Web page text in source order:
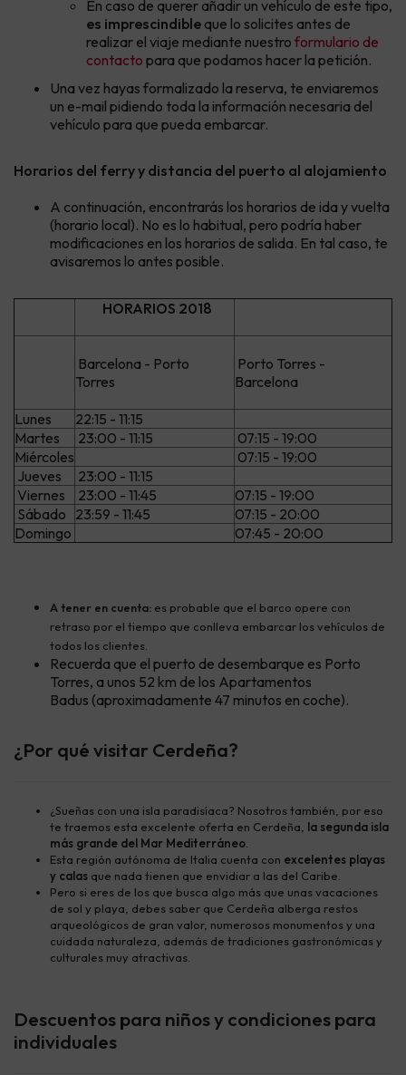
En caso de querer añadir un vehículo de este tipo,
es imprescindible que lo solicites antes de
realizar el viaje mediante nuestro formulario de
contacto para que podamos hacer la petición.
Una vez hayas formalizado la reserva, te enviaremos
un e-mail pidiendo toda la información necesaria del
vehículo para que pueda embarcar.
Horarios del ferry y distancia del puerto al alojamiento
A continuación, encontrarás los horarios de ida y vuelta
(horario local). No es lo habitual, pero podría haber
modificaciones en los horarios de salida. En tal caso, te
avisaremos lo antes posible.
HORARIOS 2018
Barcelona - Porto
Torres
Porto Torres -
Barcelona
Lunes
22:15 - 11:15
Martes
23:00 - 11:15
07:15 - 19:00
Miércoles
07:15 - 19:00
Jueves
23:00 - 11:15
Viernes
23:00 - 11:45
07:15 - 19:00
Sábado 23:59 - 11:45
07:15 - 20:00
Domingo
07:45 - 20:00
A tener en cuenta: es probable que el barco opere con
retraso por el tiempo que conlleva embarcar los vehículos de
todos los clientes.
Recuerda que el puerto de desembarque es Porto
Torres, a unos 52 km de los Apartamentos
Badus (aproximadamente 47 minutos en coche).
¿Por qué visitar Cerdeña?
¿Sueñas con una isla paradisíaca? Nosotros también, por eso
te traemos esta excelente oferta en Cerdeña, la segunda isla
más grande del Mar Mediterráneo
Esta región autónoma de Italia cuenta con excelentes playas
y calas que nada tienen que envidiar a las del Caribe.
Pero si eres de los que busca algo más que unas vacaciones
de sol y playa, debes saber que Cerdeña alberga restos
arqueológicos de gran valor, numerosos monumentos y una
cuidada naturaleza, además de tradiciones gastronómicas y
culturales muy atractivas.
Descuentos para niños y condiciones para
individuales